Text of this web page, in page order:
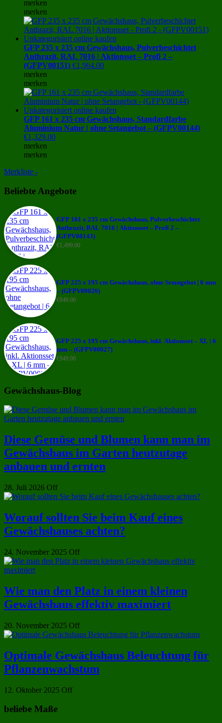
merken
merken
GFP 235 x 235 cm Gewächshaus, Pulverbeschichtet
Anthrazit, RAL 7016 | Aktionsset – Profi 2 –
(GFPV00151) €1,964.00
merken
merken
GFP 161 x 235 cm Gewächshaus, Standardfarbe
Aluminium Natur | ohne Setangebot – (GFPV00144)
€1,329.00
merken
merken
Merkliste -
Beliebte Angebote
GFP 161 x 235 cm Gewächshaus, Pulverbeschichtet
Anthrazit, RAL 7016 | Aktionsset – Profi 2 –
(GFPV00143)
€1,499.00
GFP 225 x 195 cm Gewächshaus, ohne Setangebot | 6 mm
– (GFPV00026)
€849.00
GFP 225 x 195 cm Gewächshaus, inkl. Aktionsset – XL | 6
mm – (GFPV00027)
€949.00
Gewächshaus-Blog
Diese Gemüse und Blumen kann man im
Gewächshaus im Garten heutzutage
anbauen und ernten
28. Juli 2026 Off
Worauf sollten Sie beim Kauf eines
Gewächshauses achten?
24. November 2025 Off
Wie man den Platz in einem kleinen
Gewächshaus effektiv maximiert
20. November 2025 Off
Optimale Gewächshaus Beleuchtung für
Pflanzenwachstum
12. Oktober 2025 Off
beliebe Maße